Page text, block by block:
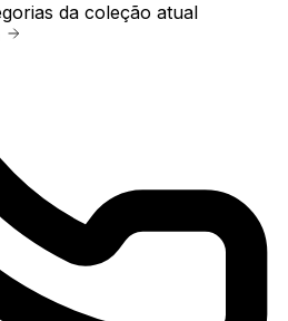
da coleção atual